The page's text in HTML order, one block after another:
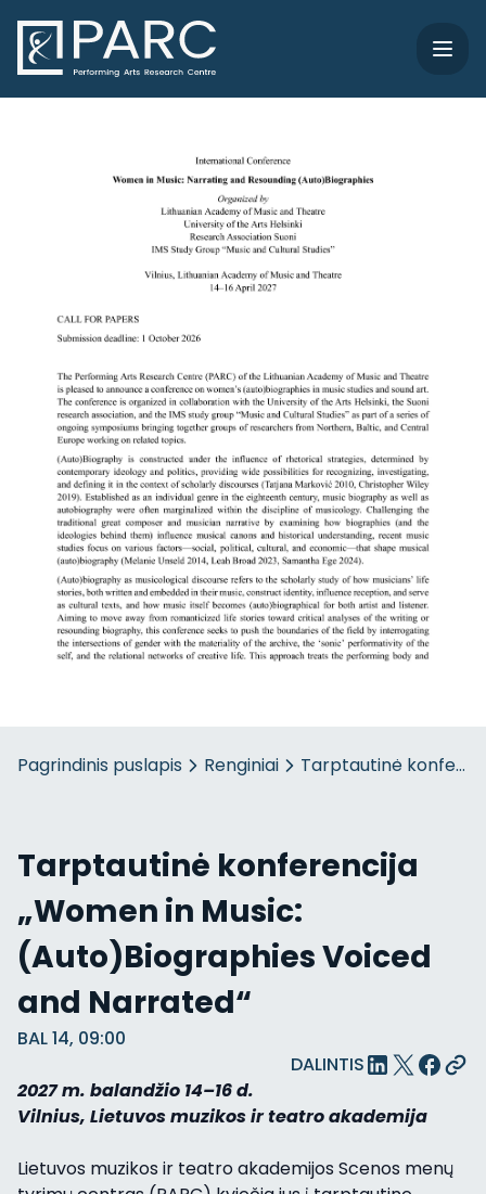
Pagrindinis puslapis Renginiai Tarptautinė
Tarptautinė konferencija
„Women in Music:
(Auto)Biographies Voiced
and Narrated“
BAL 14, 09:00
DALINTIS
2027 m. balandžio 14–16 d.
Vilnius, Lietuvos muzikos ir teatro akademija
Lietuvos muzikos ir teatro akademijos Scenos menų